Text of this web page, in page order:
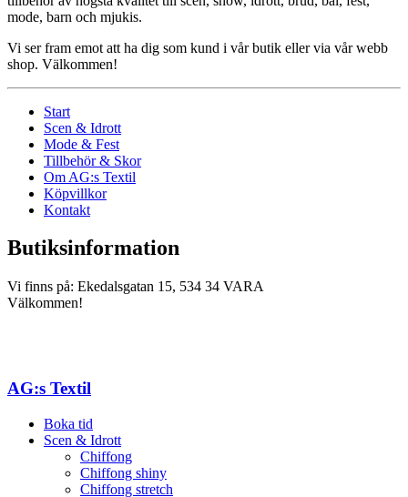
mode, barn och mjukis.
Vi ser fram emot att ha dig som kund i vår butik eller via vår webb
shop. Välkommen!
Start
Scen & Idrott
Mode & Fest
Tillbehör & Skor
Om AG:s Textil
Köpvillkor
Kontakt
Butiksinformation
Vi finns på: Ekedalsgatan 15, 534 34 VARA
Välkommen!
AG:s Textil
Boka tid
Scen & Idrott
Chiffong
Chiffong shiny
Chiffong stretch